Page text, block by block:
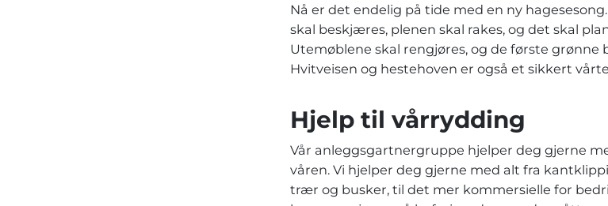
Nå er det endelig på tide med en ny
skal beskjæres, plenen skal rakes, og det skal
Utemøblene skal rengjøres, og de første grønne
Hvitveisen og hestehoven er også et sikkert
Hjelp til vårrydding
Vår anleggsgartnergruppe hjelper deg gjerne
våren. Vi hjelper deg gjerne med alt fra
trær og busker, til det mer kommersielle for